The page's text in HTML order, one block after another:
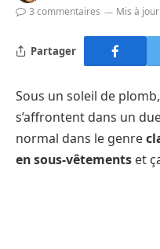
3 commentaires
Mis à
Partager
Sous un soleil de
s’affrontent dans un
normal dans le genre
en sous-vêtements et